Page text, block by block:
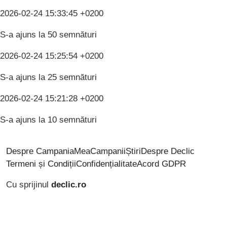
2026-02-24 15:33:45 +0200
S-a ajuns la 50 semnături
2026-02-24 15:25:54 +0200
S-a ajuns la 25 semnături
2026-02-24 15:21:28 +0200
S-a ajuns la 10 semnături
Despre CampaniaMeaCampaniiȘtiriDespre Declic
Termeni și CondițiiConfidențialitateAcord GDPR
Cu sprijinul declic.ro